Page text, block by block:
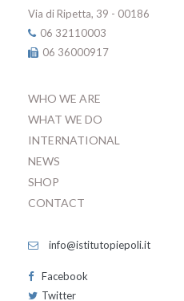
Via di Ripetta, 39 - 00186
06 32110003
06 36000917
WHO WE ARE
WHAT WE DO
INTERNATIONAL
NEWS
SHOP
CONTACT
info@istitutopiepoli.it
Facebook
Twitter